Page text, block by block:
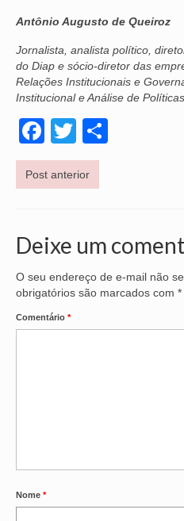
Antônio Augusto de Queiroz
Jornalista, analista político,
do Diap e sócio-diretor das
Relações Institucionais e
Institucional e Análise de
Facebook
Twitter
Post anterior
Deixe um
O seu endereço de e-mail não
obrigatórios são marcados com *
Comentário *
Nome *